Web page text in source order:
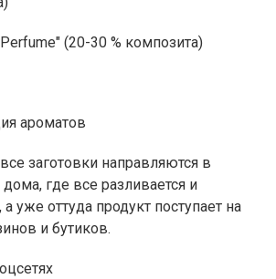
(20-30 % композита)
заготовки направляются в
где все разливается и
уже оттуда продукт поступает на
и бутиков.